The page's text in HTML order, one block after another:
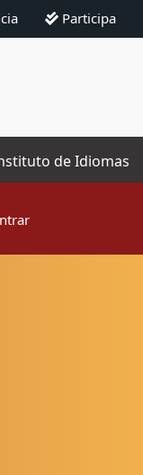
Participa
de Idiomas